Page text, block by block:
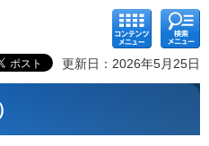
コンテ
ンツメ
ニュー
検索メ
ニュー
更新日：2026年5月25日